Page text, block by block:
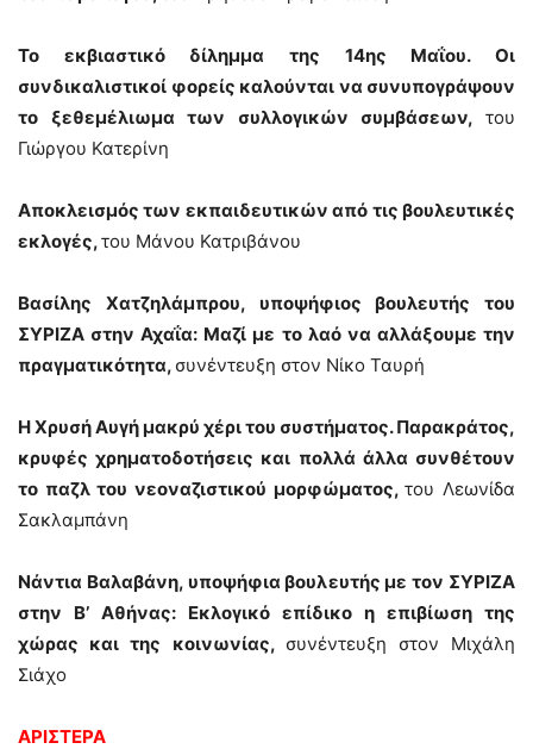
Το εκβιαστικό δίλημμα της 14ης Μαΐου. Οι
συνδικαλιστικοί φορείς καλούνται να συνυπογράψουν
το ξεθεμέλιωμα των συλλογικών συμβάσεων, του
Γιώργου Κατερίνη
Αποκλεισμός των εκπαιδευτικών από τις βουλευτικές
εκλογές,του Μάνου Κατριβάνου
Βασίλης Χατζηλάμπρου, υποψήφιος βουλευτής του
ΣΥΡΙΖΑ στην Αχαΐα: Μαζί με το λαό να αλλάξουμε την
πραγματικότητα, συνέντευξη στον Νίκο Ταυρή
Η Χρυσή Αυγή μακρύ χέρι του συστήματος. Παρακράτος,
κρυφές χρηματοδοτήσεις και πολλά άλλα συνθέτουν
το παζλ του νεοναζιστικού μορφώματος,του Λεωνίδα
Σακλαμπάνη
Νάντια Βαλαβάνη, υποψήφια βουλευτής με τον ΣΥΡΙΖΑ
στην Β’ Αθήνας: Εκλογικό επίδικο η επιβίωση της
χώρας και της κοινωνίας, συνέντευξη στον Μιχάλη
Σιάχο
ΑΡΙΣΤΕΡΑ